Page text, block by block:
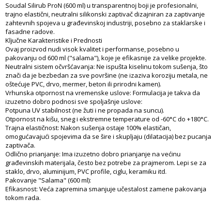
Soudal Silirub ProN (600 ml) u transparentnoj boji je profesionalni,
trajno elastični, neutralni silikonski zaptivač dizajniran za zaptivanje
zahtevnih spojeva u građevinskoj industriji, posebno za staklarske i
fasadne radove.
Ključne Karakteristike i Prednosti
Ovaj proizvod nudi visok kvalitet i performanse, posebno u
pakovanju od 600 ml ("salama"), koje je efikasnije za velike projekte.
Neutralni sistem očvršćavanja: Ne ispušta kiselinu tokom sušenja, što
znači da je bezbedan za sve površine (ne izaziva koroziju metala, ne
oštećuje PVC, drvo, mermer, beton ili prirodni kamen).
Vrhunska otpornost na vremenske uslove: Formulacija je takva da
izuzetno dobro podnosi sve spoljašnje uslove:
Potpuna UV stabilnost (ne žuti i ne propada na suncu).
Otpornost na kišu, sneg i ekstremne temperature od -60°C do +180°C.
Trajna elastičnost: Nakon sušenja ostaje 100% elastičan,
omogućavajući spojevima da se šire i skupljaju (dilatacija) bez pucanja
zaptivača.
Odlično prianjanje: Ima izuzetno dobro prianjanje na većinu
građevinskih materijala, često bez potrebe za prajmerom. Lepi se za
staklo, drvo, aluminijum, PVC profile, ciglu, keramiku itd.
Pakovanje "Salama" (600 ml):
Efikasnost: Veća zapremina smanjuje učestalost zamene pakovanja
tokom rada.